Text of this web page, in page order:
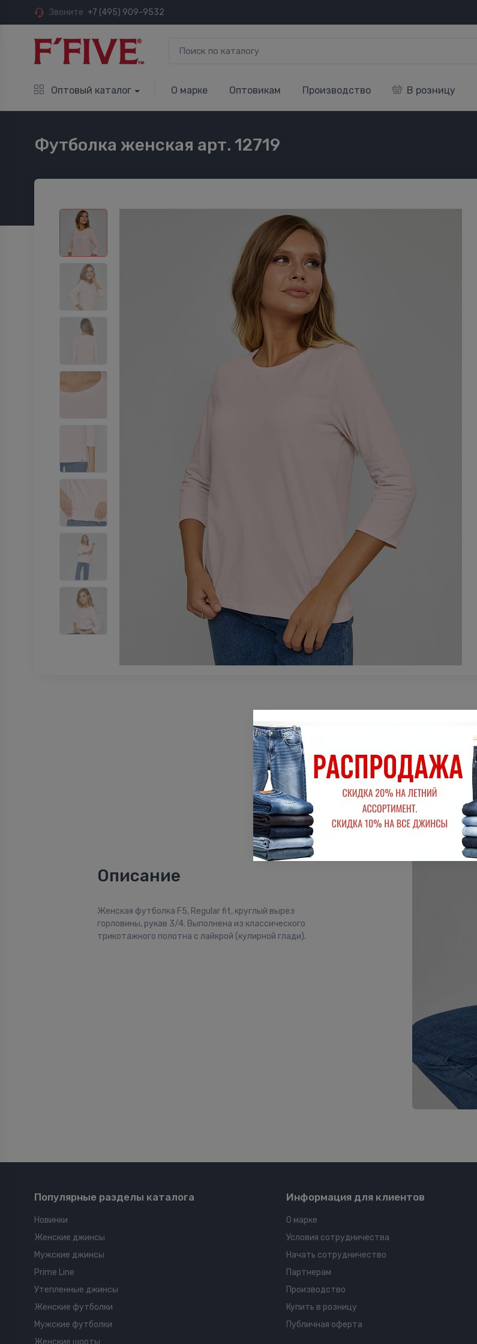
Звоните +7 (495) 909-9532
Оптовый каталог О марке Оптовикам Производство В розницу
Футболка женская арт. 12719
Описание
Женская футболка F5, Regular fit, круглый вырез
горловины, рукав 3/4. Выполнена из классического
трикотажного полотна с лайкрой (кулирной глади).
Популярные разделы каталога
Новинки
Женские джинсы
Мужские джинсы
Prime Line
Утепленные джинсы
Женские футболки
Мужские футболки
Информация для клиентов
О марке
Условия сотрудничества
Начать сотрудничество
Партнерам
Производство
Купить в розницу
Публичная оферта